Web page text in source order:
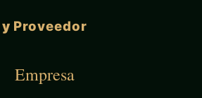
y Proveedor
Empresa